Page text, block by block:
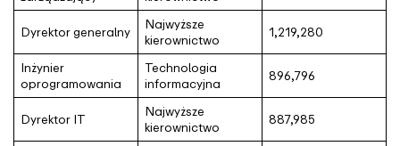
Dyrektor generalny
Najwyższe
kierownictwo
1,219,280
Inżynier
oprogramowania
Technologia
informacyjna
896,796
Dyrektor IT
Najwyższe
kierownictwo
887,985